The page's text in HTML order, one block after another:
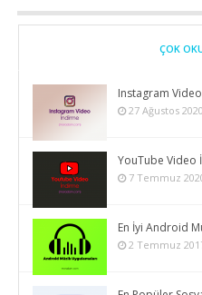
ÇOK
Instagram Video
27 Ağustos 2020
YouTube Video
7 Temmuz
En İyi Android
2 Temmuz